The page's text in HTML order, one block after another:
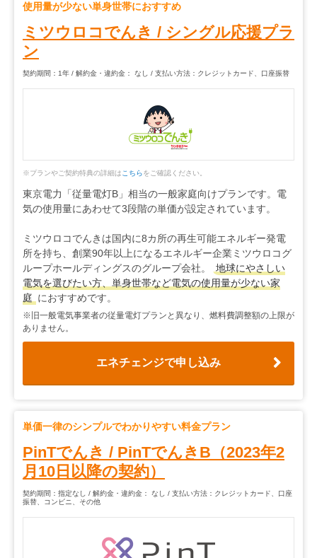
使用量が少ない単身世帯におすすめ
ミツウロコでんき / シングル応援プラ
ン
契約期間：1年 / 解約金・違約金： なし / 支払い方法：クレジットカード、口座振替
※プランやご契約特典の詳細はこちらをご確認ください。
東京電力「従量電灯B」相当の一般家庭向けプランです。電
気の使用量にあわせて3段階の単価が設定されています。
ミツウロコでんきは国内に8カ所の再生可能エネルギー発電
所を持ち、創業90年以上になるエネルギー企業ミツウロコグ
ループホールディングスのグループ会社。
地球にやさしい
電気を選びたい方、単身世帯など電気の使用量が少ない家
庭 におすすめです。
※旧一般電気事業者の従量電灯プランと異なり、燃料費調整額の上限が
ありません。
エネチェンジで申し込み
単価一律のシンプルでわかりやすい料金プラン
PinTでんき / PinTでんきB（2023年2
月10日以降の契約）
契約期間：指定なし / 解約金・違約金： なし / 支払い方法：クレジットカード、口座
振替、コンビニ、その他